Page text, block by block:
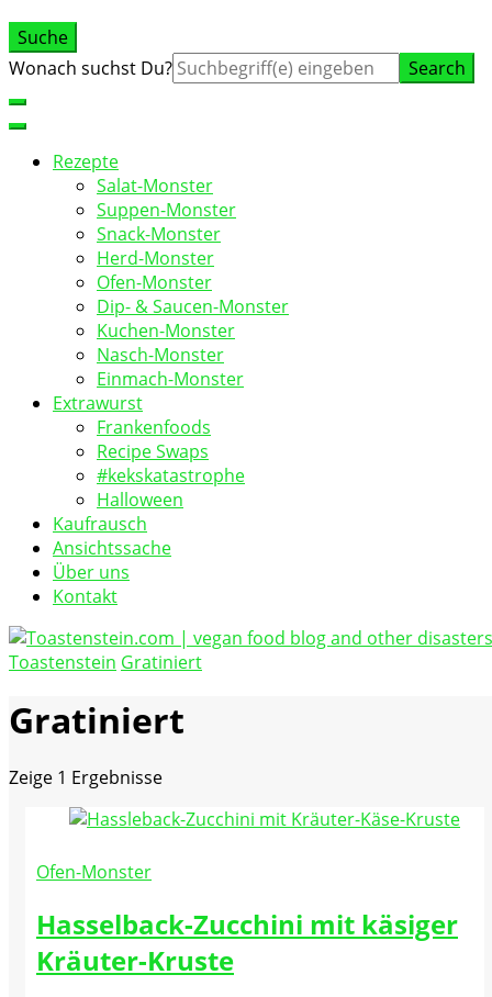
Suche
Suche
Wonach suchst Du?
Rezepte
Salat-Monster
Suppen-Monster
Snack-Monster
Herd-Monster
Ofen-Monster
Dip- & Saucen-Monster
Kuchen-Monster
Nasch-Monster
Einmach-Monster
Extrawurst
Frankenfoods
Recipe Swaps
#kekskatastrophe
Halloween
Kaufrausch
Ansichtssache
Über uns
Kontakt
Toastenstein.com
Toastenstein Gratiniert
Gratiniert
Zeige 1 Ergebnisse
Ofen-Monster
Hasselback-Zucchini mit käsiger
Kräuter-Kruste